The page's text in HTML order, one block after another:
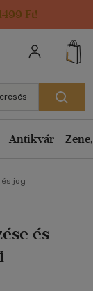
Ft!
Antikvár
jog
és